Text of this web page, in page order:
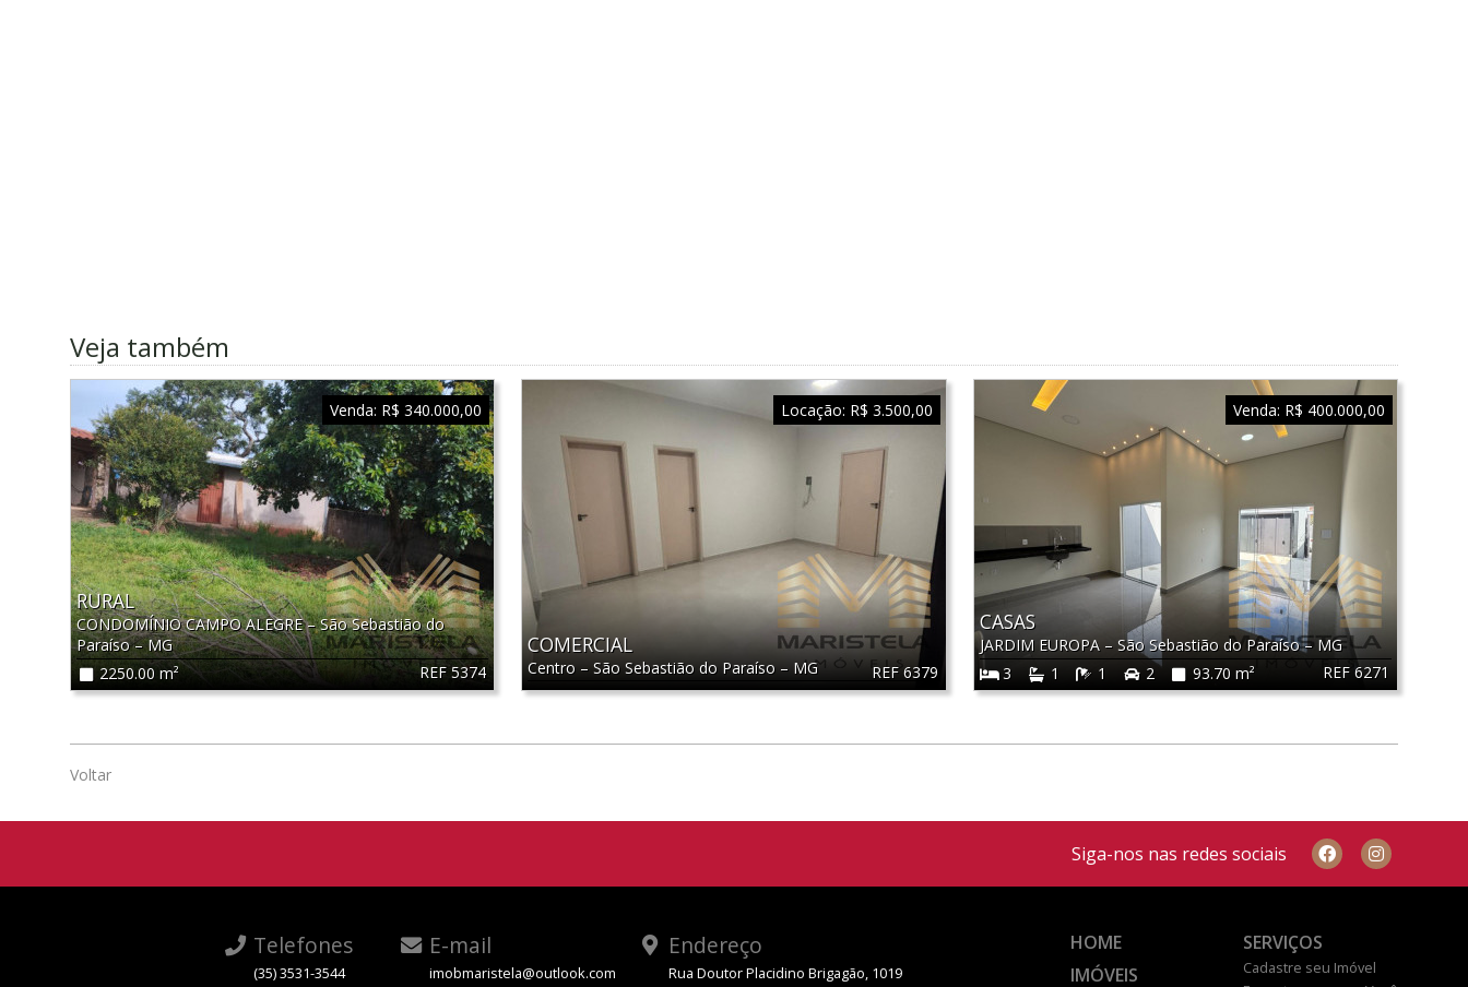
Veja também
REF 5374
RURAL
CONDOMÍNIO CAMPO ALEGRE–São Sebastião do
Paraíso–MG
2250.00 m²
Venda: R$ 340.000,00
REF 6379
COMERCIAL
Centro –São Sebastião do Paraíso – MG
Locação: R$ 3.500,00
REF 6271
CASAS
JARDIM EUROPA – São Sebastião do Paraíso–MG
3
1 1 2 93.70 m²
Venda: R$ 400.000,00
Voltar
Siga-nos nas redes sociais
Telefones
(35) 3531-3544
E-mail
imobmaristela@outlook.com
Endereço
Rua Doutor Placidino Brigagão, 1019
HOME
IMÓVEIS
SERVIÇOS
Cadastre seu Imóvel